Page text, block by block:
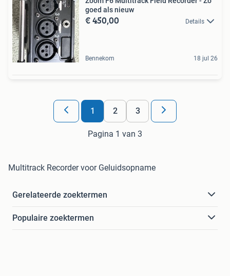
goed als nieuw
€ 450,00 Details
Bennekom 18 jul 26
1 2 3
Pagina 1 van 3
Multitrack Recorder voor Geluidsopname
Gerelateerde zoektermen
Populaire zoektermen